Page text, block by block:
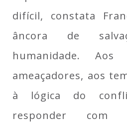
difícil, constata
âncora de
humanidade.
ameaçadores, aos
à lógica do
responder